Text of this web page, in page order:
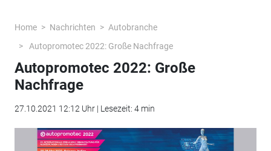
Home Nachrichten
Autobranche
Autopromotec 2022: Große Nachfrage
Autopromotec 2022: Große
Nachfrage
27.10.2021 12:12 Uhr | Lesezeit: 4 min